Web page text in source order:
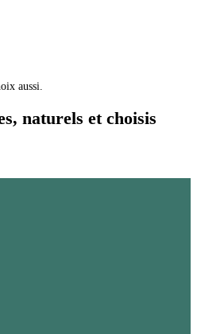
aussi.
naturels et choisis